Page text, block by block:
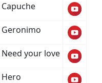
Capuche
Geronimo
Need your love
Hero